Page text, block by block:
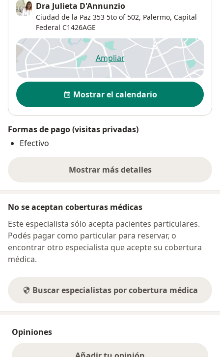
Dra Julieta D'Annunzio
Ciudad de la Paz 353 5to of 502, Palermo, Capital
Federal C1426AGE
Ampliarse abre en una nueva
Disponibilidad
Mostrar el calendario
Formas de pago (visitas privadas)
Efectivo
Mostrar más detalles
sobre la dirección
No se aceptan coberturas médicas
Este especialista sólo acepta pacientes particulares.
Podés pagar como particular para reservar, o
encontrar otro especialista que acepte su cobertura
médica.
Buscar especialistas por cobertura médica
Opiniones